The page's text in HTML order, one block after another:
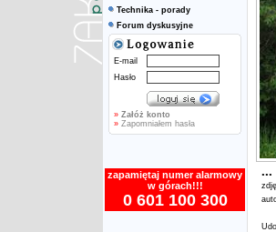
Technika - porady
Forum dyskusyjne
E-mail
Hasło
» Załóż konto
» Zapomniałem hasła
zapamiętaj numer alarmowy
w górach!!!
0 601 100 300
...